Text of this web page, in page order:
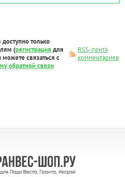
только
(регистрация для
связаться с
обратной связи
RSS-лента
комментариев